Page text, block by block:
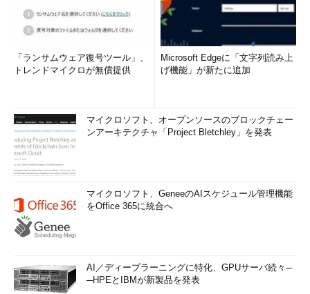
「ランサムウェア復号ツール」、
トレンドマイクロが無償提供
Microsoft Edgeに「文字列読み上
げ機能」が新たに追加
マイクロソフト、オープンソースのブロックチェー
ンアーキテクチャ「Project Bletchley」を発表
マイクロソフト、GeneeのAIスケジュール管理機能
をOffice 365に統合へ
AI／ディープラーニングに特化、GPUサーバ続々─
─HPEとIBMが新製品を発表